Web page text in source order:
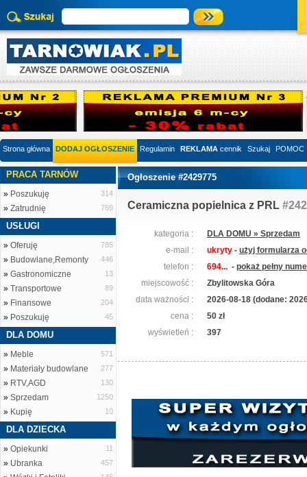
Strona główna DODAJ OGŁOSZENIE Regulamin REKLAMA cennik Szukaj POMOC
PRACA TARNÓW
» Poszukuję 314
» Zatrudnię 769
USŁUGI
» Oferuję 785
» Budowlane,Remonty 446
» Gastronomiczne 13
» Transportowe 89
» Finansowe 204
» Poszukuję 45
DLA DOMU
» Meble 571
» Materiały budowlane 277
» RTV,AGD 130
» Sprzedam 1250
» Kupię 10
DLA DZIECKA
» Opiekunki 11
» Ubranka 457
Ogłoszenie #2429775
Ceramiczna popielnica z PRL
kategoria :
DLA DOMU » Sprzedam
e-mail :
ukryty - użyj formularza
telefon :
694... - pokaż pełny
miejscowość :
Zbylitowska Góra
data ważności :
2026-08-18 (dodane:
cena :
50 zł
wyświetleń :
397